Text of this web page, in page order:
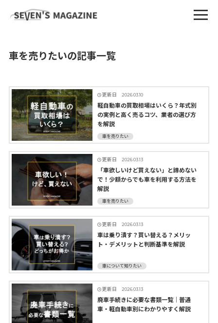
車を売りたいの記事一覧
更新日 2026.03.10
軽自動車の買取相場はいくら？年式別
の実例と高く売るコツ、業者の選び方
を解説
車を売りたい
更新日 2026.03.13
「車欲しいけど買えない」と諦めない
で！少額からでも車を利用する方法を
解説
車を売りたい
更新日 2026.03.13
車は乗り潰す？買い替える？メリッ
ト・デメリットと判断基準を解説
車について知りたい
更新日 2026.03.13
廃車手続きに必要な書類一覧｜普通
車・軽自動車別にわかりやすく解説